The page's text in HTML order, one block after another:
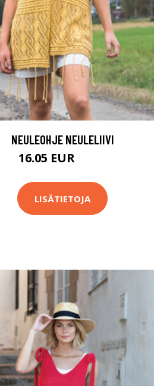
NEULEOHJE NEULELIIVI
16.05 EUR
LISÄTIETOJA